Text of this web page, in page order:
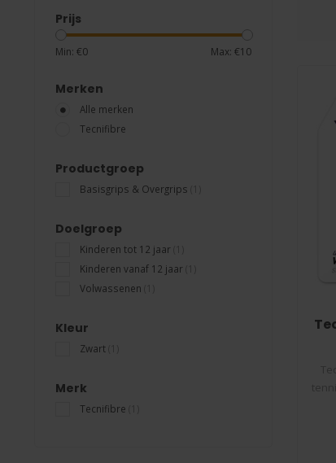
Prijs
Min: €0 Max: €10
Merken
Alle merken
Tecnifibre
Productgroep
Basisgrips & Overgrips
Doelgroep
Kinderen tot 12 jaar
Kinderen vanaf 12 jaar
Volwassenen
Kleur
Zwart
Merk
Tecnifibre